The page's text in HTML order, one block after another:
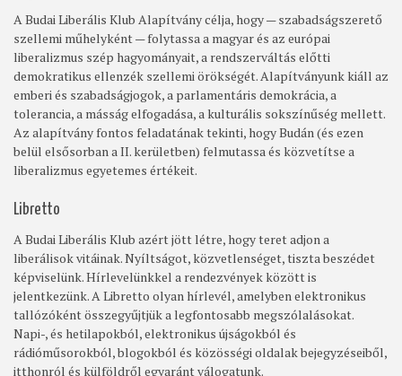
A Budai Liberális Klub Alapítvány célja, hogy — szabadságszerető
szellemi műhelyként — folytassa a magyar és az európai
liberalizmus szép hagyományait, a rendszerváltás előtti
demokratikus ellenzék szellemi örökségét. Alapítványunk kiáll az
emberi és szabadságjogok, a parlamentáris demokrácia, a
tolerancia, a másság elfogadása, a kulturális sokszínűség mellett.
Az alapítvány fontos feladatának tekinti, hogy Budán (és ezen
belül elsősorban a II. kerületben) felmutassa és közvetítse a
liberalizmus egyetemes értékeit.
Libretto
A Budai Liberális Klub azért jött létre, hogy teret adjon a
liberálisok vitáinak. Nyíltságot, közvetlenséget, tiszta beszédet
képviselünk. Hírlevelünkkel a rendezvények között is
jelentkezünk. A Libretto olyan hírlevél, amelyben elektronikus
tallózóként összegyűjtjük a legfontosabb megszólalásokat.
Napi-, és hetilapokból, elektronikus újságokból és
rádióműsorokból, blogokból és közösségi oldalak bejegyzéseiből,
itthonról és külföldről egyaránt válogatunk.